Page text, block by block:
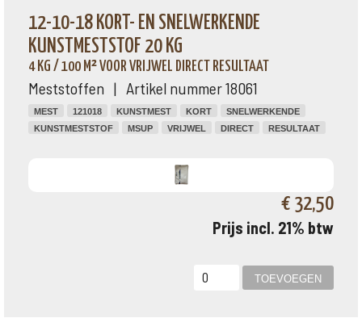
12-10-18 KORT- EN SNELWERKENDE
KUNSTMESTSTOF 20 KG
4 KG / 100 M² VOOR VRIJWEL DIRECT RESULTAAT
Meststoffen | Artikel nummer 18061
MEST 121018 KUNSTMEST KORT
SNELWERKENDE
KUNSTMESTSTOF
MSUP VRIJWEL DIRECT RESULTAAT
€ 32,50
Prijs incl. 21% btw